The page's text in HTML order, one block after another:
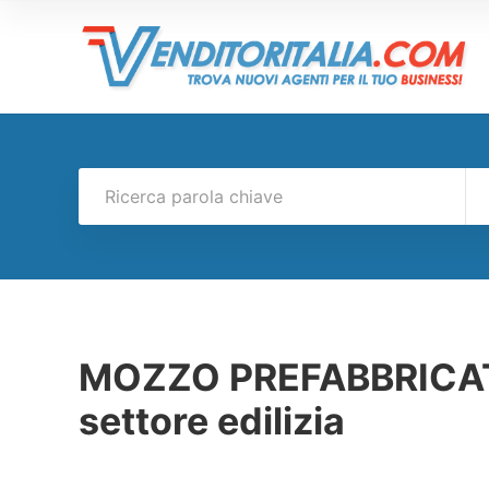
MOZZO
settore edilizia